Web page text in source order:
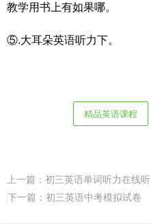
教学用书上有如果哪。
⑤.大耳朵英语听力下。
精品英语课程
上一篇： 初三英语单词听力在线听
下一篇： 初三英语中考模拟试卷